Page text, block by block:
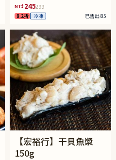
NT$ 245299
8.2折 冷凍 已售出 85
【宏裕行】干貝魚漿
150g